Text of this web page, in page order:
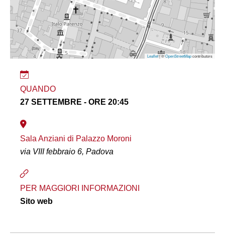
Leaflet| ©OpenStreetMapcontributors
QUANDO
27 SETTEMBRE - ORE 20:45
Sala Anziani di Palazzo Moroni
via VIII febbraio 6, Padova
PER MAGGIORI INFORMAZIONI
Sito web